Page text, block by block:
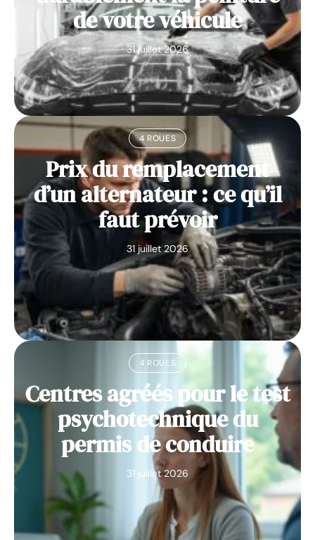
de votre véhicule
31 juillet 2026
4 ROUES
Prix du remplacement
d’un alternateur : ce qu’il
faut prévoir
31 juillet 2026
4 ROUES
Centres agréés pour le test
psychotechnique du
permis de conduire
31 juillet 2026